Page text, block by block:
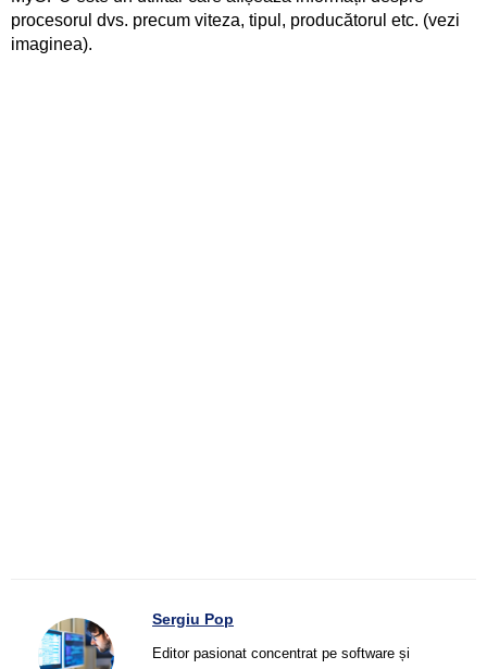
procesorul dvs. precum viteza, tipul, producătorul etc. (vezi
imaginea).
Sergiu Pop
Editor pasionat concentrat pe software și